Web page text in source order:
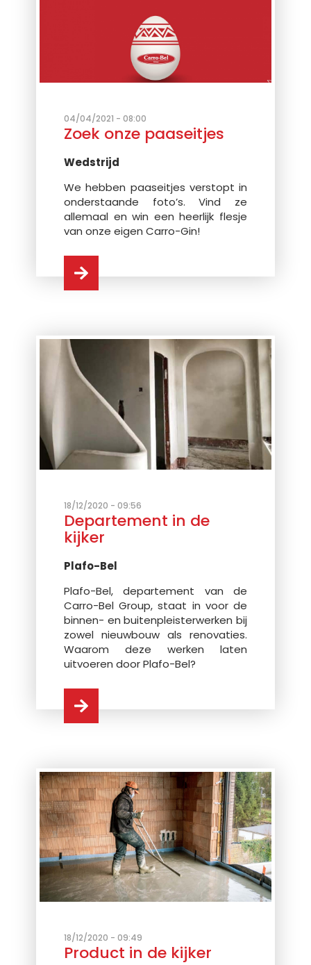
04/04/2021 - 08:00
Zoek onze paaseitjes
Wedstrijd
We hebben paaseitjes verstopt in
onderstaande foto’s. Vind ze
allemaal en win een heerlijk flesje
van onze eigen Carro-Gin!
18/12/2020 - 09:56
Departement in de
kijker
Plafo-Bel
Plafo-Bel, departement van de
Carro-Bel Group, staat in voor de
binnen- en buitenpleisterwerken bij
zowel nieuwbouw als renovaties.
Waarom deze werken laten
uitvoeren door Plafo-Bel?
18/12/2020 - 09:49
Product in de kijker